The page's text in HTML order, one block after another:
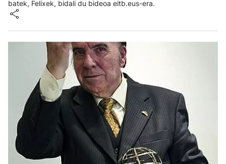
batek, Felixek, bidali du bideoa eitb.eus-era.